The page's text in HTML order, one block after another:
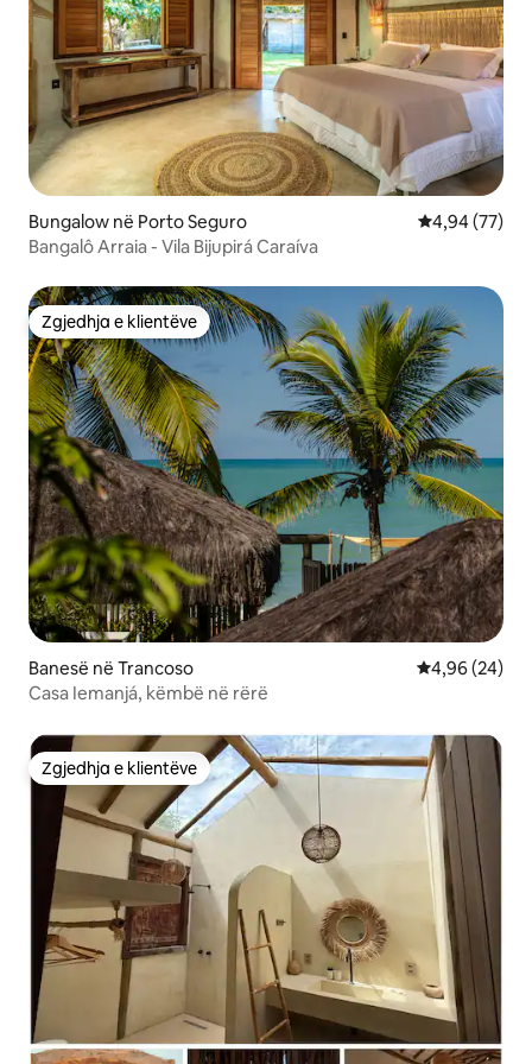
Bungalow në Porto Seguro Vlerësimi
4,94 (77)
Bangalô Arraia - Vila Bijupirá Caraíva
Zgjedhja e klientëve
Zgjedhja e klientëve
Banesë në Trancoso Vlerësimi
4,96 (24)
Casa Iemanjá, këmbë në rërë
Zgjedhja e klientëve
Zgjedhja e klientëve